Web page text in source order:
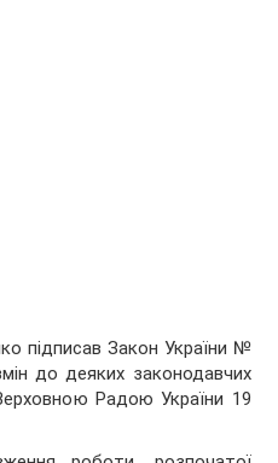
підписав Закон України №
до деяких законодавчих
Радою України 19